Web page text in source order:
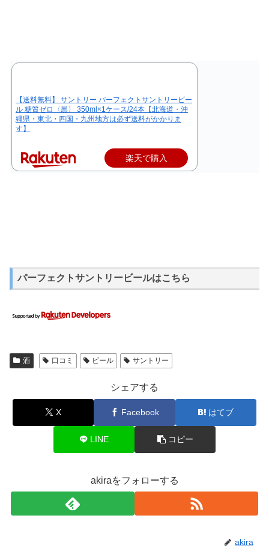
【送料無料】 サントリー パーフェクトサントリービー
ル 糖質ゼロ〈黒〉 350ml×1ケース/24本【北海道・沖
縄県・東北・四国・九州地方は必ず送料がかかりま
す】
楽天で購入
パーフェクトサントリービールはこちら
酒 口コミ ビール サントリー
シェアする
X Facebook はてブ
LINE コピー
akiraをフォローする
akira